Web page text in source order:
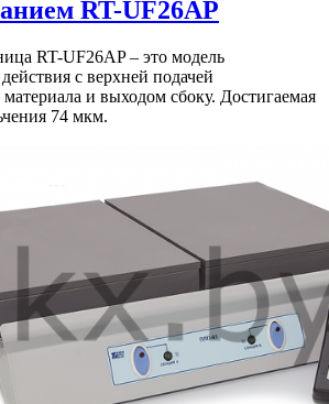
RT-UF26AP
RT-UF26AP – это модель
с верхней подачей
материала и выходом сбоку. Достигаемая
74 мкм.